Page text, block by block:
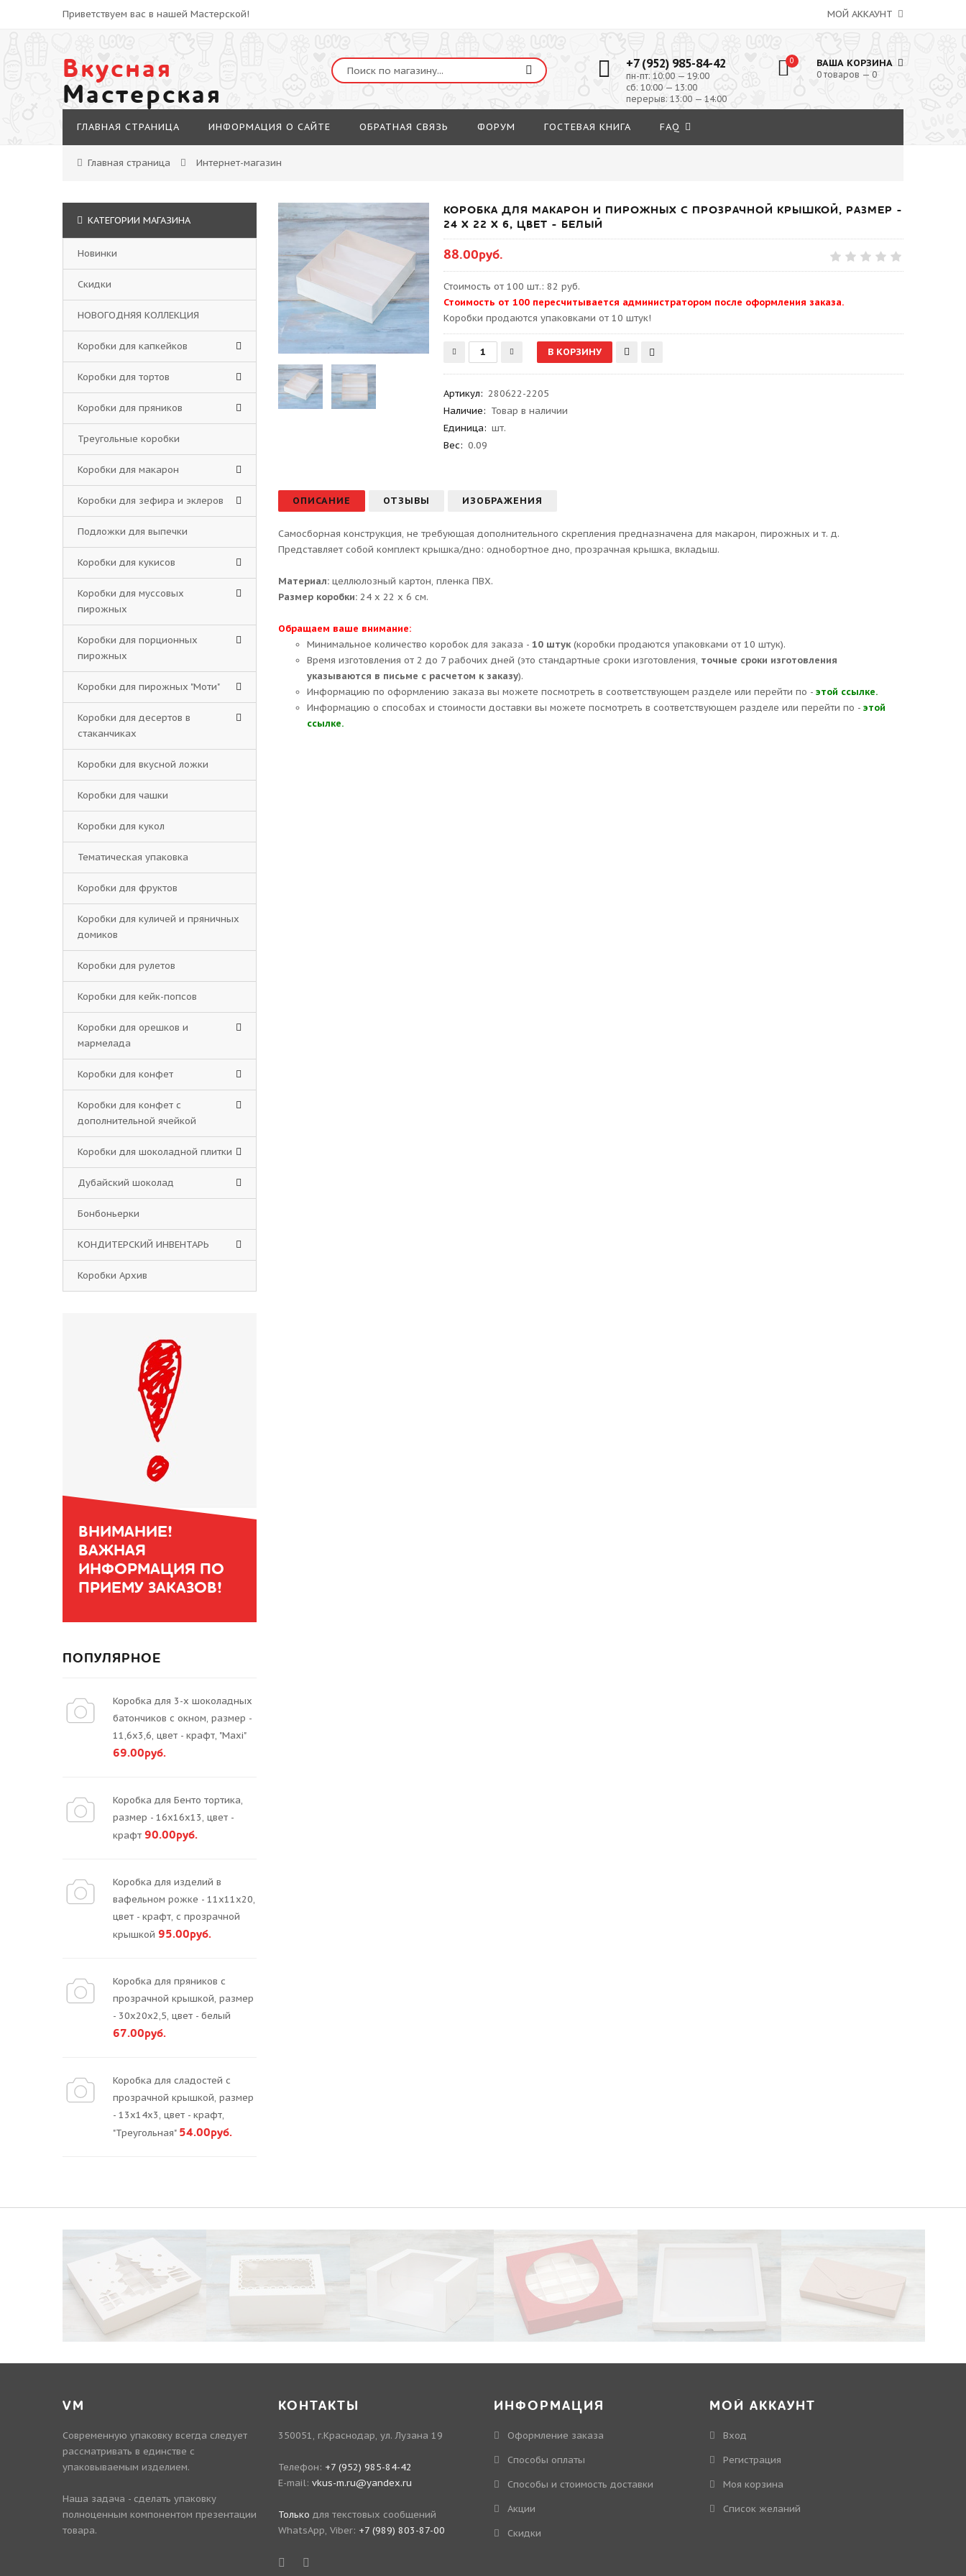
Приветствуем вас в нашей Мастерской! МОЙ АККАУНТ
Вкусная
Мастерская
+7 (952) 985-84-42
пн-пт: 10:00 — 19:00
сб: 10:00 — 13:00
перерыв: 13:00 — 14:00
0 ВАША КОРЗИНА
0 товаров — 0
ГЛАВНАЯ СТРАНИЦА ИНФОРМАЦИЯ О САЙТЕ ОБРАТНАЯ СВЯЗЬ ФОРУМ ГОСТЕВАЯ КНИГА FAQ
Главная страница Интернет-магазин
КОРОБКА ДЛЯ МАКАРОН И ПИРОЖНЫХ С ПРОЗРАЧНОЙ КРЫШКОЙ, РАЗМЕР -
24 Х 22 Х 6, ЦВЕТ - БЕЛЫЙ
88.00руб.
Стоимость от 100 шт.: 82 руб.
Стоимость от 100 пересчитывается администратором после оформления заказа.
Kоробки продаются упаковками от 10 штук!
Артикул: 280622-2205
Наличие: Товар в наличии
Единица: шт.
Вес: 0.09
ОПИСАНИЕ ОТЗЫВЫ ИЗОБРАЖЕНИЯ
Самосборная конструкция, не требующая дополнительного скрепления предназначена для макарон, пирожных и т. д.
Представляет собой комплект крышка/дно: однобортное дно, прозрачная крышка, вкладыш.
Материал: целлюлозный картон, пленка ПВХ.
Размер коробки: 24 х 22 х 6 см.
Обращаем ваше внимание:
Минимальное количество коробок для заказа -10 штук(коробки продаются упаковками от 10 штук).
Время изготовления от 2 до 7 рабочих дней (это стандартные сроки изготовления, точные сроки изготовления
указываются в письме с расчетом к заказу).
Информацию по оформлению заказа вы можете посмотреть в соответствующем разделе или перейти по -этой ссылке.
Информацию о способах и стоимости доставки вы можете посмотреть в соответствующем разделе или перейти по -этой
ссылке.
КАТЕГОРИИ МАГАЗИНА
Новинки
Скидки
НОВОГОДНЯЯ КОЛЛЕКЦИЯ
Коробки для капкейков
Коробки для тортов
Коробки для пряников
Треугольные коробки
Коробки для макарон
Коробки для зефира и эклеров
Подложки для выпечки
Коробки для кукисов
Коробки для муссовых
пирожных
Коробки для порционных
пирожных
Коробки для пирожных "Моти"
Коробки для десертов в
стаканчиках
Коробки для вкусной ложки
Коробки для чашки
Коробки для кукол
Тематическая упаковка
Коробки для фруктов
Коробки для куличей и пряничных
домиков
Коробки для рулетов
Коробки для кейк-попсов
Коробки для орешков и
мармелада
Коробки для конфет
Коробки для конфет с
дополнительной ячейкой
Коробки для шоколадной плитки
Дубайский шоколад
Бонбоньерки
КОНДИТЕРСКИЙ ИНВЕНТАРЬ
Коробки Архив
ВНИМАНИЕ!
ВАЖНАЯ
ИНФОРМАЦИЯ ПО
ПРИЕМУ ЗАКАЗОВ!
ПОПУЛЯРНОЕ
Коробка для 3-х шоколадных
батончиков с окном, размер -
11,6х3,6, цвет - крафт, "Maxi"
69.00руб.
Коробка для Бенто тортика,
размер - 16х16х13, цвет -
крафт 90.00руб.
Коробка для изделий в
вафельном рожке - 11х11х20,
цвет - крафт, с прозрачной
крышкой 95.00руб.
Коробка для пряников с
прозрачной крышкой, размер
- 30х20х2,5, цвет - белый
67.00руб.
Коробка для сладостей с
прозрачной крышкой, размер
- 13х14х3, цвет - крафт,
"Треугольная" 54.00руб.
VM
Современную упаковку всегда следует
рассматривать в единстве с
упаковываемым изделием.
Наша задача - сделать упаковку
полноценным компонентом презентации
товара.
КОНТАКТЫ
350051, г.Краснодар, ул. Лузана 19
Телефон: +7 (952) 985-84-42
E-mail: vkus-m.ru@yandex.ru
Только для текстовых сообщений
WhatsApp, Viber: +7 (989) 803-87-00
ИНФОРМАЦИЯ
Оформление заказа
Способы оплаты
Способы и стоимость доставки
Акции
Скидки
МОЙ АККАУНТ
Вход
Регистрация
Моя корзина
Cписок желаний